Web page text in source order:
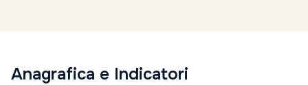
Anagrafica e Indicatori